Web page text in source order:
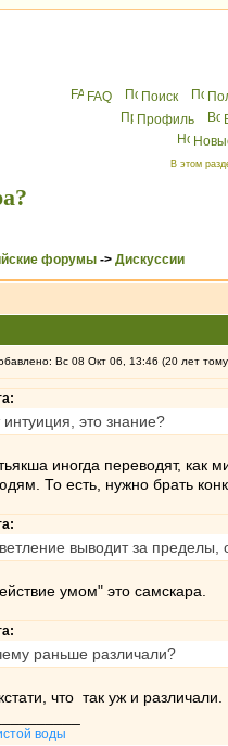
FAQ Поиск
Профиль
В этом
форумы -> Дискуссии
Вс 08 Окт 06, 13:46 (20 лет
интуиция, это знание?
иногда переводят, как
То есть, нужно брать
выводит за пределы,
умом" это самскара.
раньше различали?
что так уж и различали.
воды